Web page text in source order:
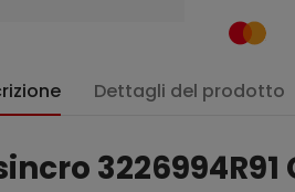
Dettagli del prodotto
3226994R91